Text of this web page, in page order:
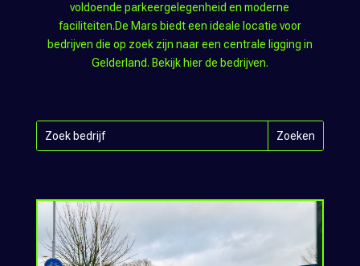
voldoende parkeergelegenheid en moderne
faciliteiten.De Mars biedt een ideale locatie voor
bedrijven die op zoek zijn naar een centrale ligging in
Gelderland. Bekijk hier de bedrijven.